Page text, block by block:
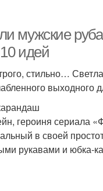
мужские
идей
стильно…
выходного
героиня сериала
в своей
рукавами и юбка-